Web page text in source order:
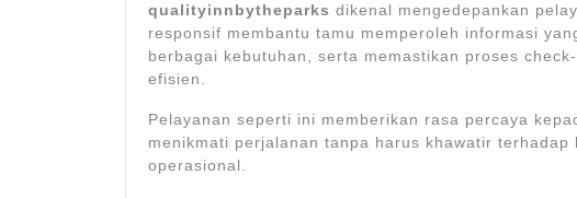
qualityinnbytheparks dikenal mengedepankan
responsif membantu tamu memperoleh informasi
berbagai kebutuhan, serta memastikan proses
efisien.
Pelayanan seperti ini memberikan rasa percaya
menikmati perjalanan tanpa harus khawatir
operasional.